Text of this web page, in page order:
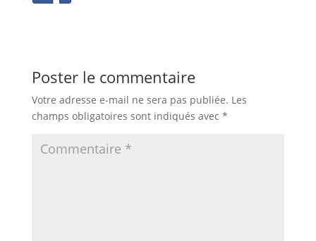
Poster le commentaire
Votre adresse e-mail ne sera pas publiée. Les
champs obligatoires sont indiqués avec *